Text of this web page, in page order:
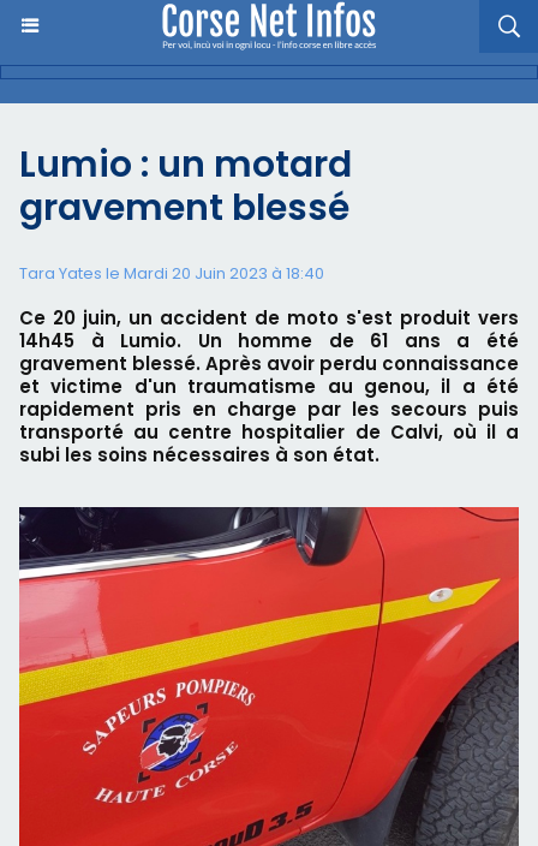
Lumio : un motard
gravement blessé
Tara Yates le Mardi 20 Juin 2023 à 18:40
Ce 20 juin, un accident de moto s'est produit vers
14h45 à Lumio. Un homme de 61 ans a été
gravement blessé. Après avoir perdu connaissance
et victime d'un traumatisme au genou, il a été
rapidement pris en charge par les secours puis
transporté au centre hospitalier de Calvi, où il a
subi les soins nécessaires à son état.